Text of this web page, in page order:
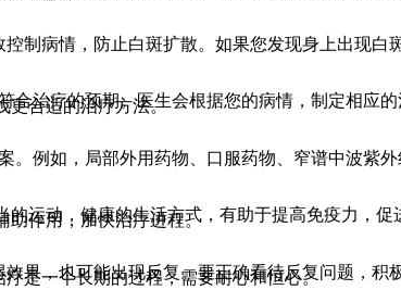
制病情，防止白斑扩散。如果您发现身上出现
合治疗的预期。医生会根据您的病情，制定相应
更合适的治疗方法。
。例如，局部外用药物、口服药物、窄谱中波紫
运动，健康的生活方式，有助于提高免疫力，
助作用，加快治疗进程。
果，也可能出现反复。要正确看待反复问题，
是一个长期的过程，需要耐心和恒心。